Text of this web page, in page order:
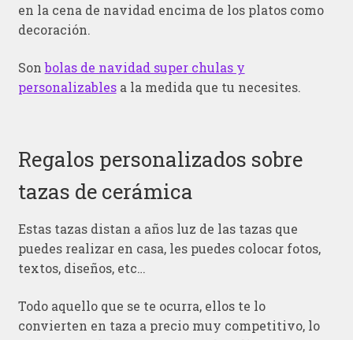
en la cena de navidad encima de los platos como
decoración.
Sonbolas de navidad super chulas y
personalizablesa la medida que tu necesites.
Regalos personalizados sobre
tazas de cerámica
Estas tazas distan a años luz de las tazas que
puedes realizar en casa, les puedes colocar fotos,
textos, diseños, etc…
Todo aquello que se te ocurra, ellos te lo
convierten en taza a precio muy competitivo, lo